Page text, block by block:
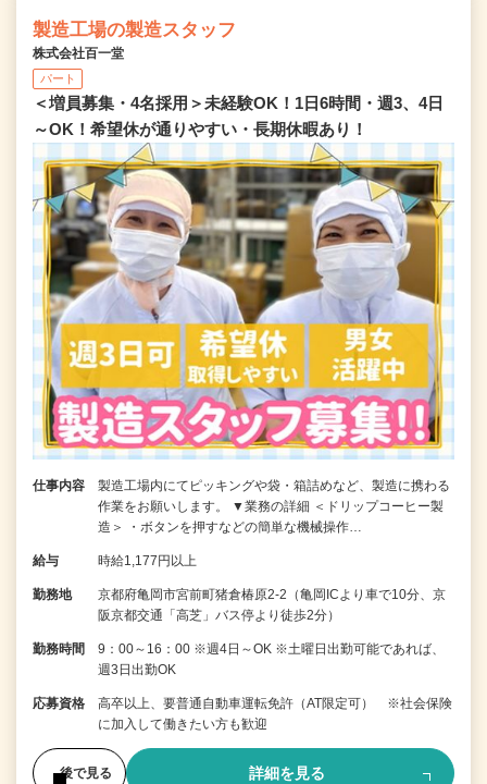
製造工場の製造スタッフ
株式会社百一堂
パート
＜増員募集・4名採用＞未経験OK！1日6時間・週3、4日
～OK！希望休が通りやすい・長期休暇あり！
仕事内容
製造工場内にてピッキングや袋・箱詰めなど、製造に携わる
作業をお願いします。 ▼業務の詳細 ＜ドリップコーヒー製
造＞ ・ボタンを押すなどの簡単な機械操作…
給与 時給1,177円以上
勤務地
京都府亀岡市宮前町猪倉椿原2-2（亀岡ICより車で10分、京
阪京都交通「高芝」バス停より徒歩2分）
勤務時間
9：00～16：00 ※週4日～OK ※土曜日出勤可能であれば、
週3日出勤OK
応募資格
高卒以上、要普通自動車運転免許（AT限定可） ※社会保険
に加入して働きたい方も歓迎
後で見る 詳細を見る